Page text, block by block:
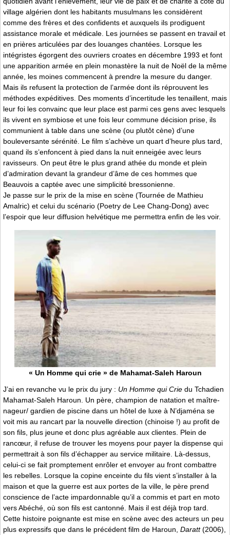
village algérien dont les habitants musulmans les considèrent
comme des frères et des confidents et auxquels ils prodiguent
assistance morale et médicale. Les journées se passent en travail et
en prières articulées par des louanges chantées. Lorsque les
intégristes égorgent des ouvriers croates en décembre 1993 et font
une apparition armée en plein monastère la nuit de Noël de la même
année, les moines commencent à prendre la mesure du danger.
Mais ils refusent la protection de l’armée dont ils réprouvent les
méthodes expéditives. Des moments d’incertitude les tenaillent, mais
leur foi les convainc que leur place est parmi ces gens avec lesquels
ils vivent en symbiose et une fois leur commune décision prise, ils
communient à table dans une scène (ou plutôt cène) d’une
bouleversante sérénité. Le film s’achève un quart d’heure plus tard,
quand ils s’enfoncent à pied dans la nuit enneigée avec leurs
ravisseurs. On peut être le plus grand athée du monde et plein
d’admiration devant la grandeur d’âme de ces hommes que
Beauvois a captée avec une simplicité bressonienne.
Je passe sur le prix de la mise en scène (Tournée de Mathieu
Amalric) et celui du scénario (Poetry de Lee Chang-Dong) avec
l’espoir que leur diffusion helvétique me permettra enfin de les voir.
« Un Homme qui crie » de Mahamat-Saleh Haroun
J’ai en revanche vu le prix du jury : Un Homme qui Crie du Tchadien
Mahamat-Saleh Haroun. Un père, champion de natation et maître-
nageur/ gardien de piscine dans un hôtel de luxe à N’djaména se
voit mis au rancart par la nouvelle direction (chinoise !) au profit de
son fils, plus jeune et donc plus agréable aux clientes. Plein de
rancœur, il refuse de trouver les moyens pour payer la dispense qui
permettrait à son fils d’échapper au service militaire. Là-dessus,
celui-ci se fait promptement enrôler et envoyer au front combattre
les rebelles. Lorsque la copine enceinte du fils vient s’installer à la
maison et que la guerre est aux portes de la ville, le père prend
conscience de l’acte impardonnable qu’il a commis et part en moto
vers Abéché, où son fils est cantonné. Mais il est déjà trop tard.
Cette histoire poignante est mise en scène avec des acteurs un peu
plus expressifs que dans le précédent film de Haroun, Daratt(2006),